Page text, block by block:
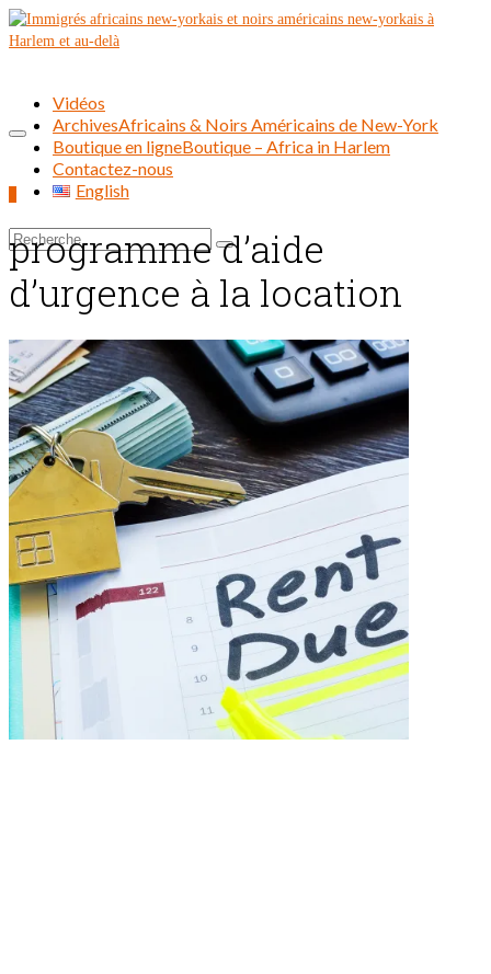
Rechercher :
Vidéos
ArchivesAfricains & Noirs Américains de New-York
Boutique en ligneBoutique – Africa in Harlem
Contactez-nous
English
programme d’aide
d’urgence à la location